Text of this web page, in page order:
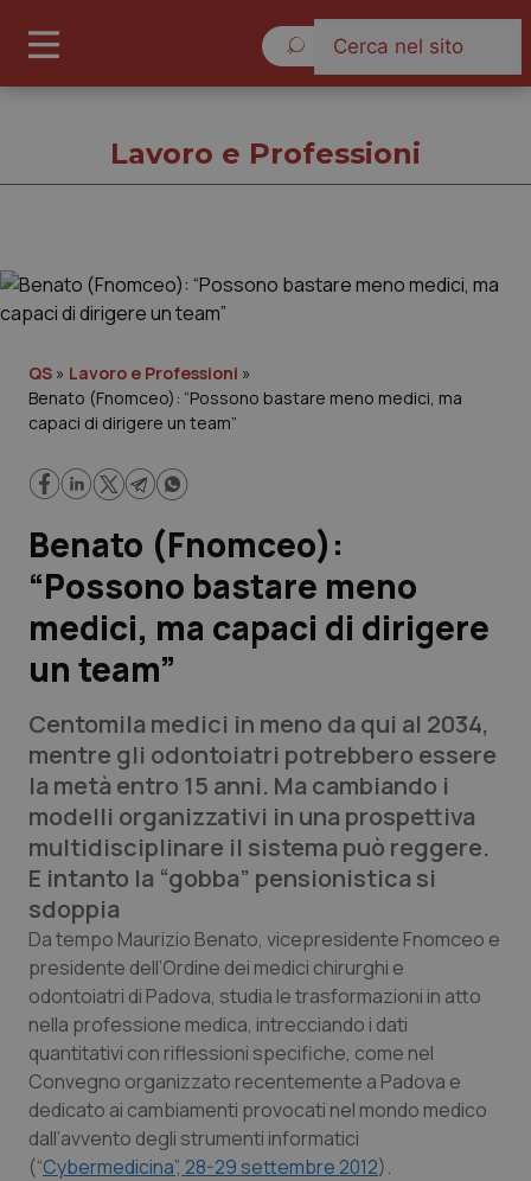
Governo e Parlamento
Regioni e Asl
Lavoro e Professioni
Scienza e Farmaci
Studi e Analisi
Lettere al direttore
Edizioni Regionali
QS Pro
Professionisti Sanitari.AI
Abruzzo
Basilicata
Calabria
Campania
QS Pro Gold
Artrite & artrosi
Asma & BPCO
Car-T
QS Club Newsletter
Lavoro e Professioni
QS » Lavoro e Professioni »
Benato (Fnomceo): “Possono bastare meno medici, ma
capaci di dirigere un team”
Benato (Fnomceo):
“Possono bastare meno
medici, ma capaci di dirigere
un team”
Centomila medici in meno da qui al 2034,
mentre gli odontoiatri potrebbero essere
la metà entro 15 anni. Ma cambiando i
modelli organizzativi in una prospettiva
multidisciplinare il sistema può reggere.
E intanto la “gobba” pensionistica si
sdoppia
Da tempo Maurizio Benato, vicepresidente Fnomceo e
presidente dell’Ordine dei medici chirurghi e
odontoiatri di Padova, studia le trasformazioni in atto
nella professione medica, intrecciando i dati
quantitativi con riflessioni specifiche, come nel
Convegno organizzato recentemente a Padova e
dedicato ai cambiamenti provocati nel mondo medico
dall’avvento degli strumenti informatici
(“Cybermedicina”, 28-29 settembre 2012).